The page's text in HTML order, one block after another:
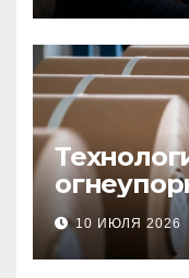
картона
10 ИЮЛЯ 2026